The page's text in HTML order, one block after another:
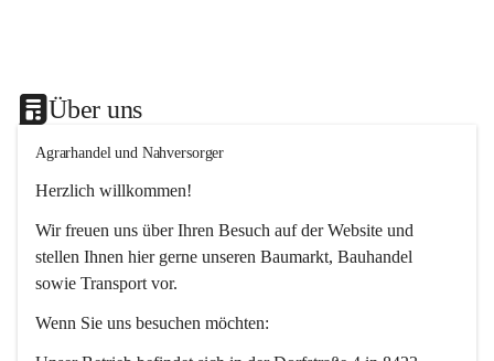
Über uns
Agrarhandel und Nahversorger
Herzlich willkommen!
Wir freuen uns über Ihren Besuch auf der Website und
stellen Ihnen hier gerne unseren Baumarkt, Bauhandel
sowie Transport vor.
Wenn Sie uns besuchen möchten: